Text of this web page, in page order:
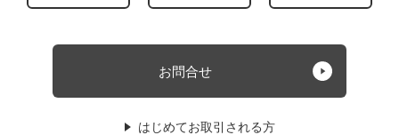
お問合せ
はじめてお取引される方